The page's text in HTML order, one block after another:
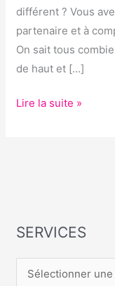
différent ? Vous
partenaire et à
On sait tous
de haut et […]
Lire la suite »
SERVICES
S